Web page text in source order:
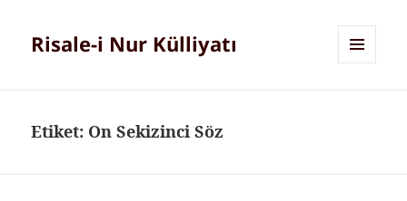
Risale-i Nur Külliyatı
Etiket: On Sekizinci Söz